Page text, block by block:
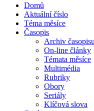
Domů
Aktuální číslo
Téma měsíce
Časopis
Archiv časopisu
On-line články
Témata měsíce
Multimédia
Rubriky
Obory
Seriály
Klíčová slova